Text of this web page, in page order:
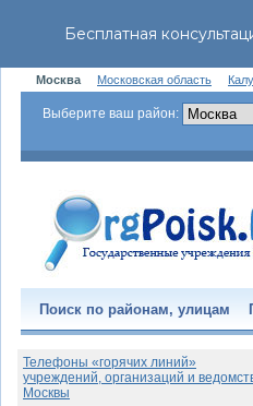
Москва Московская область
Выберите ваш район:
Поиск по районам, улицам
Телефоны «горячих линий»
учреждений, организаций и
Москвы